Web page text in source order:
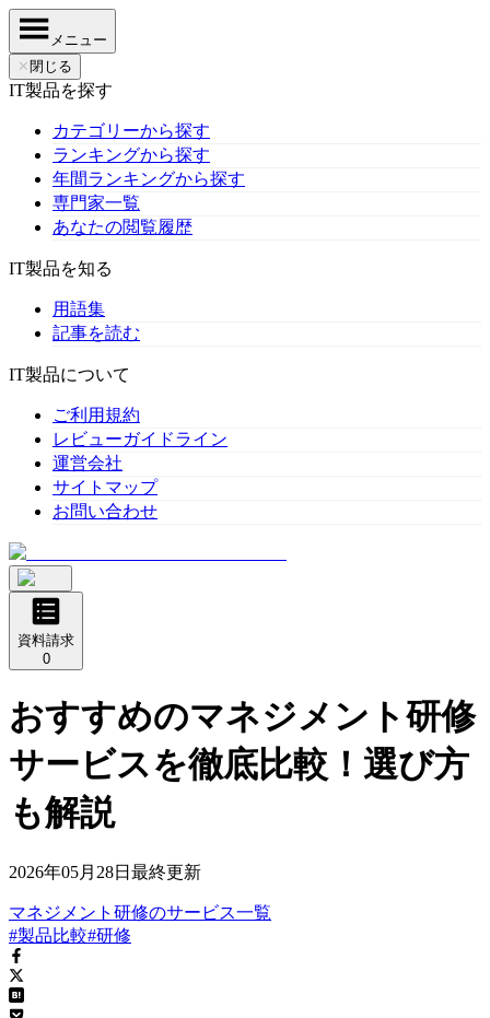
メニュー
✕ 閉じる
IT製品を探す
カテゴリーから探す
ランキングから探す
年間ランキングから探す
専門家一覧
あなたの閲覧履歴
IT製品を知る
用語集
記事を読む
IT製品について
ご利用規約
レビューガイドライン
運営会社
サイトマップ
お問い合わせ
資料請求
0
おすすめのマネジメント研修
サービスを徹底比較！選び方
も解説
2026年05月28日 最終更新
マネジメント研修のサービス一覧
#製品比較#研修